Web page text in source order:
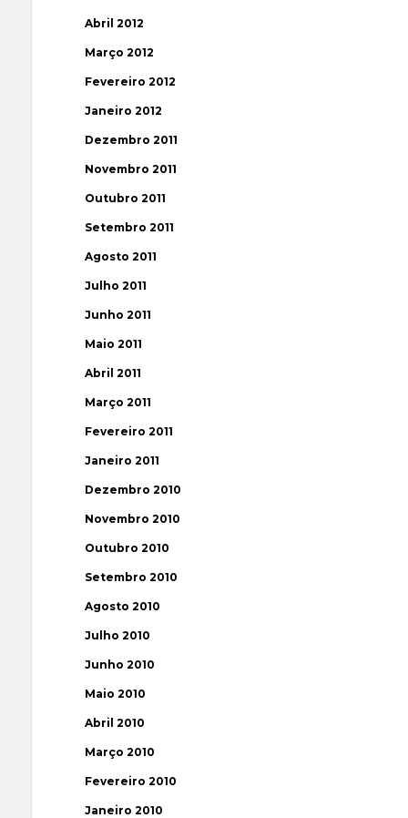
Abril 2012
Março 2012
Fevereiro 2012
Janeiro 2012
Dezembro 2011
Novembro 2011
Outubro 2011
Setembro 2011
Agosto 2011
Julho 2011
Junho 2011
Maio 2011
Abril 2011
Março 2011
Fevereiro 2011
Janeiro 2011
Dezembro 2010
Novembro 2010
Outubro 2010
Setembro 2010
Agosto 2010
Julho 2010
Junho 2010
Maio 2010
Abril 2010
Março 2010
Fevereiro 2010
Janeiro 2010